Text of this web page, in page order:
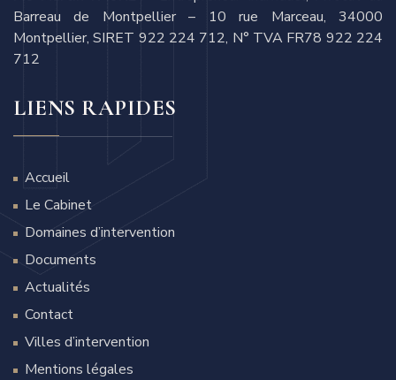
Barreau de Montpellier – 10 rue Marceau, 34000
Montpellier, SIRET 922 224 712, N° TVA FR78 922 224
712
LIENS RAPIDES
Accueil
Le Cabinet
Domaines d’intervention
Documents
Actualités
Contact
Villes d’intervention
Mentions légales